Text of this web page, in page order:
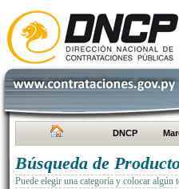
DNCP
Búsqueda de
Puede elegir una categoría y colocar